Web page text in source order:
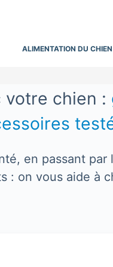
ALIMENTATION DU CHIEN
votre chien :
en passant
: on vous aide à